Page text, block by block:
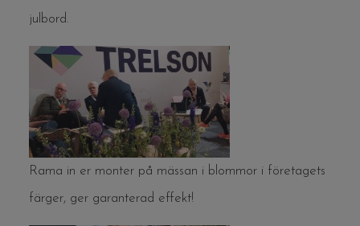
julbord.
Rama in er monter på mässan i blommor i företagets
färger, ger garanterad effekt!